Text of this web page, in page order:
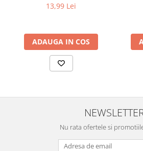
13,99 Lei
ADAUGA IN COS
Nu rata ofertele si